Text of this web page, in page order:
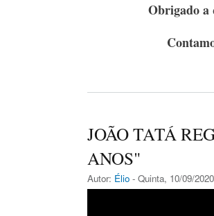
Obrigado
JOÃO TATÁ
ANOS"
Autor: Élio - Quinta, 10/09/